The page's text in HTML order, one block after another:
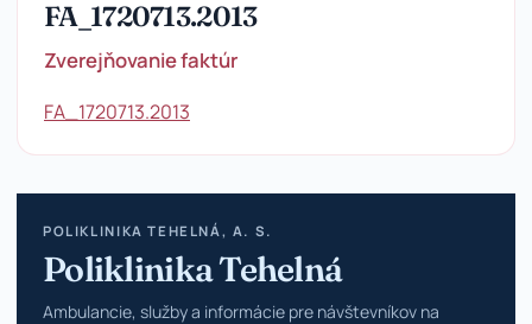
FA_1720713.2013
Zverejňovanie faktúr
FA_1720713.2013
POLIKLINIKA TEHELNÁ, A. S.
Poliklinika Tehelná
Ambulancie, služby a informácie pre návštevníkov na